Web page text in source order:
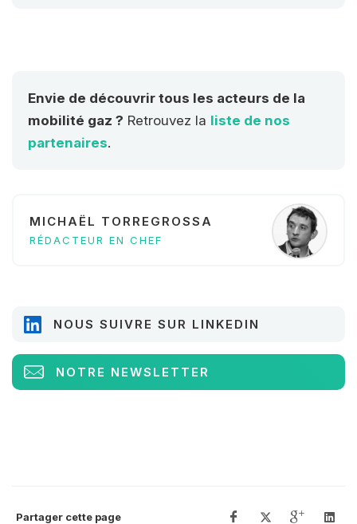
Envie de découvrir tous les acteurs de la
mobilité gaz ? Retrouvez la liste de nos
partenaires.
MICHAËL TORREGROSSA
RÉDACTEUR EN CHEF
NOUS SUIVRE SUR LINKEDIN
NOTRE NEWSLETTER
Partager cette page